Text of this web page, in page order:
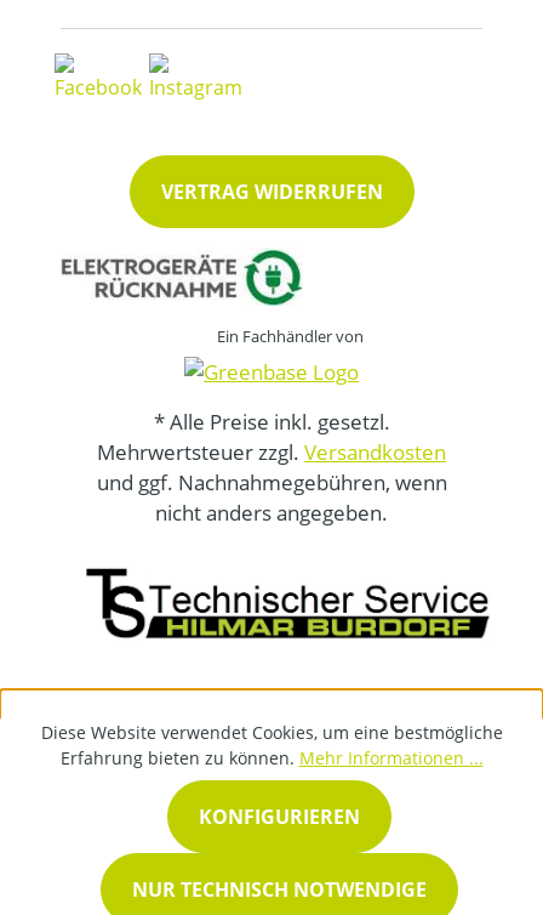
VERTRAG WIDERRUFEN
Ein Fachhändler von
* Alle Preise inkl. gesetzl.
Mehrwertsteuer zzgl. Versandkosten
und ggf. Nachnahmegebühren, wenn
nicht anders angegeben.
Diese Website verwendet Cookies, um eine bestmögliche
Erfahrung bieten zu können. Mehr Informationen ...
NUR TECHNISCH NOTWENDIGE
KONFIGURIEREN